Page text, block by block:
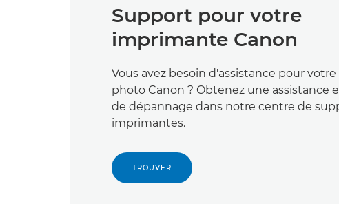
Support pour votre
imprimante Canon
Vous avez besoin d'assistance pour
photo Canon ? Obtenez une assistance
de dépannage dans notre centre de
imprimantes.
TROUVER